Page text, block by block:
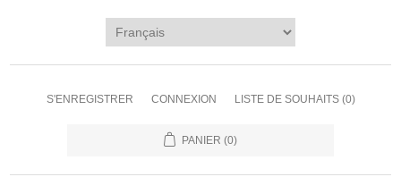
S'ENREGISTRER CONNEXION LISTE DE SOUHAITS (0)
PANIER (0)